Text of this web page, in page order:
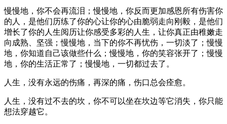
慢慢地，你不会再流泪；慢慢地，你反而更加感恩所有伤害你
的人，是他们历练了你的心让你的心由脆弱走向刚毅，是他们
增长了你的人生阅历让你感受多彩的人生，让你真正由稚嫩走
向成熟、坚强；慢慢地，当下的你不再忧伤，一切淡了；慢慢
地，你知道自己该做些什么；慢慢地，你的笑容张开了；慢慢
地，你的生活正常了；慢慢地，一切都过去了。
人生，没有永远的伤痛，再深的痛，伤口总会痊愈。
人生，没有过不去的坎，你不可以坐在坎边等它消失，你只能
想法穿越它。